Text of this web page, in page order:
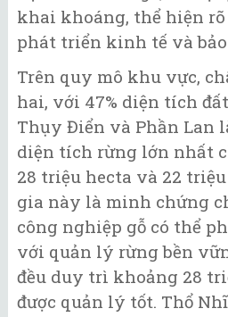
khai khoáng, thể hiện
phát triển kinh tế và
Trên quy mô khu vực,
hai, với 47% diện tích
Thụy Điển và Phần Lan
diện tích rừng lớn nhất
28 triệu hecta và 22
gia này là minh chứng
công nghiệp gỗ có thể
với quản lý rừng bền
đều duy trì khoảng 28
được quản lý tốt. Thổ